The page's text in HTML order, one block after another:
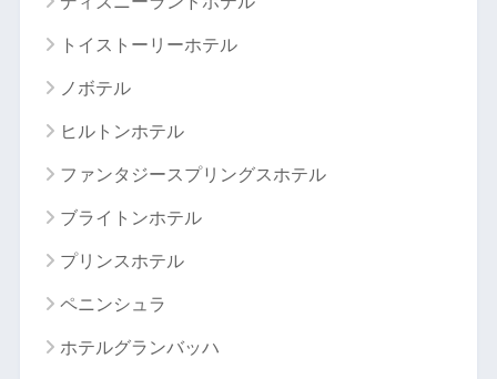
トイストーリーホテル
ノボテル
ヒルトンホテル
ファンタジースプリングスホテル
ブライトンホテル
プリンスホテル
ペニンシュラ
ホテルグランバッハ